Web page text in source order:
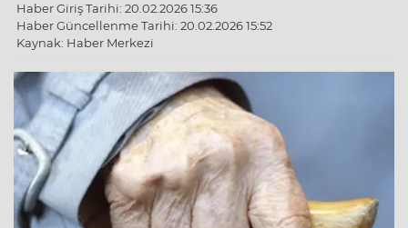
Haber Giriş Tarihi: 20.02.2026 15:36
Haber Güncellenme Tarihi: 20.02.2026 15:52
Kaynak: Haber Merkezi